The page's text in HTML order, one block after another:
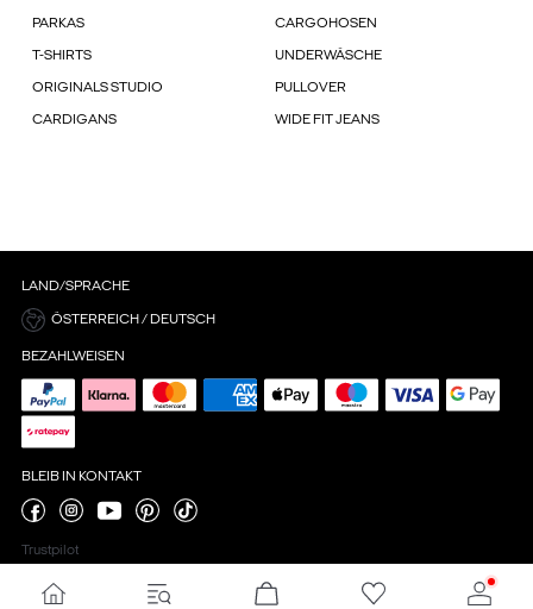
PARKAS CARGOHOSEN
T-SHIRTS UNDERWÄSCHE
ORIGINALS STUDIO PULLOVER
CARDIGANS WIDE FIT JEANS
LAND/SPRACHE
ÖSTERREICH / DEUTSCH
BEZAHLWEISEN
BLEIB IN KONTAKT
Trustpilot